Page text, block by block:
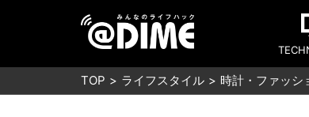
TOP ライフスタイル 時計・ファッシ